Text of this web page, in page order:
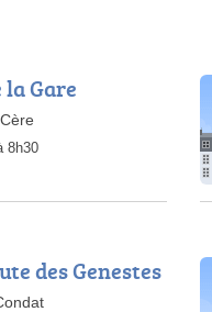
Gare
8h30
des Genestes